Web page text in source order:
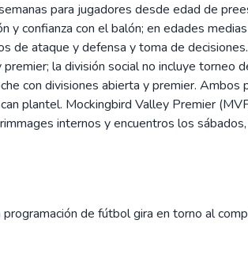
para jugadores desde edad de
confianza con el balón; en edades
de ataque y defensa y toma de
la división social no incluye
con divisiones abierta y premier.
plantel. Mockingbird Valley Premier
internos y encuentros los
de fútbol gira en torno al